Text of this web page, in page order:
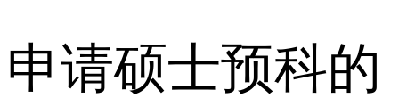
申请硕士预科的